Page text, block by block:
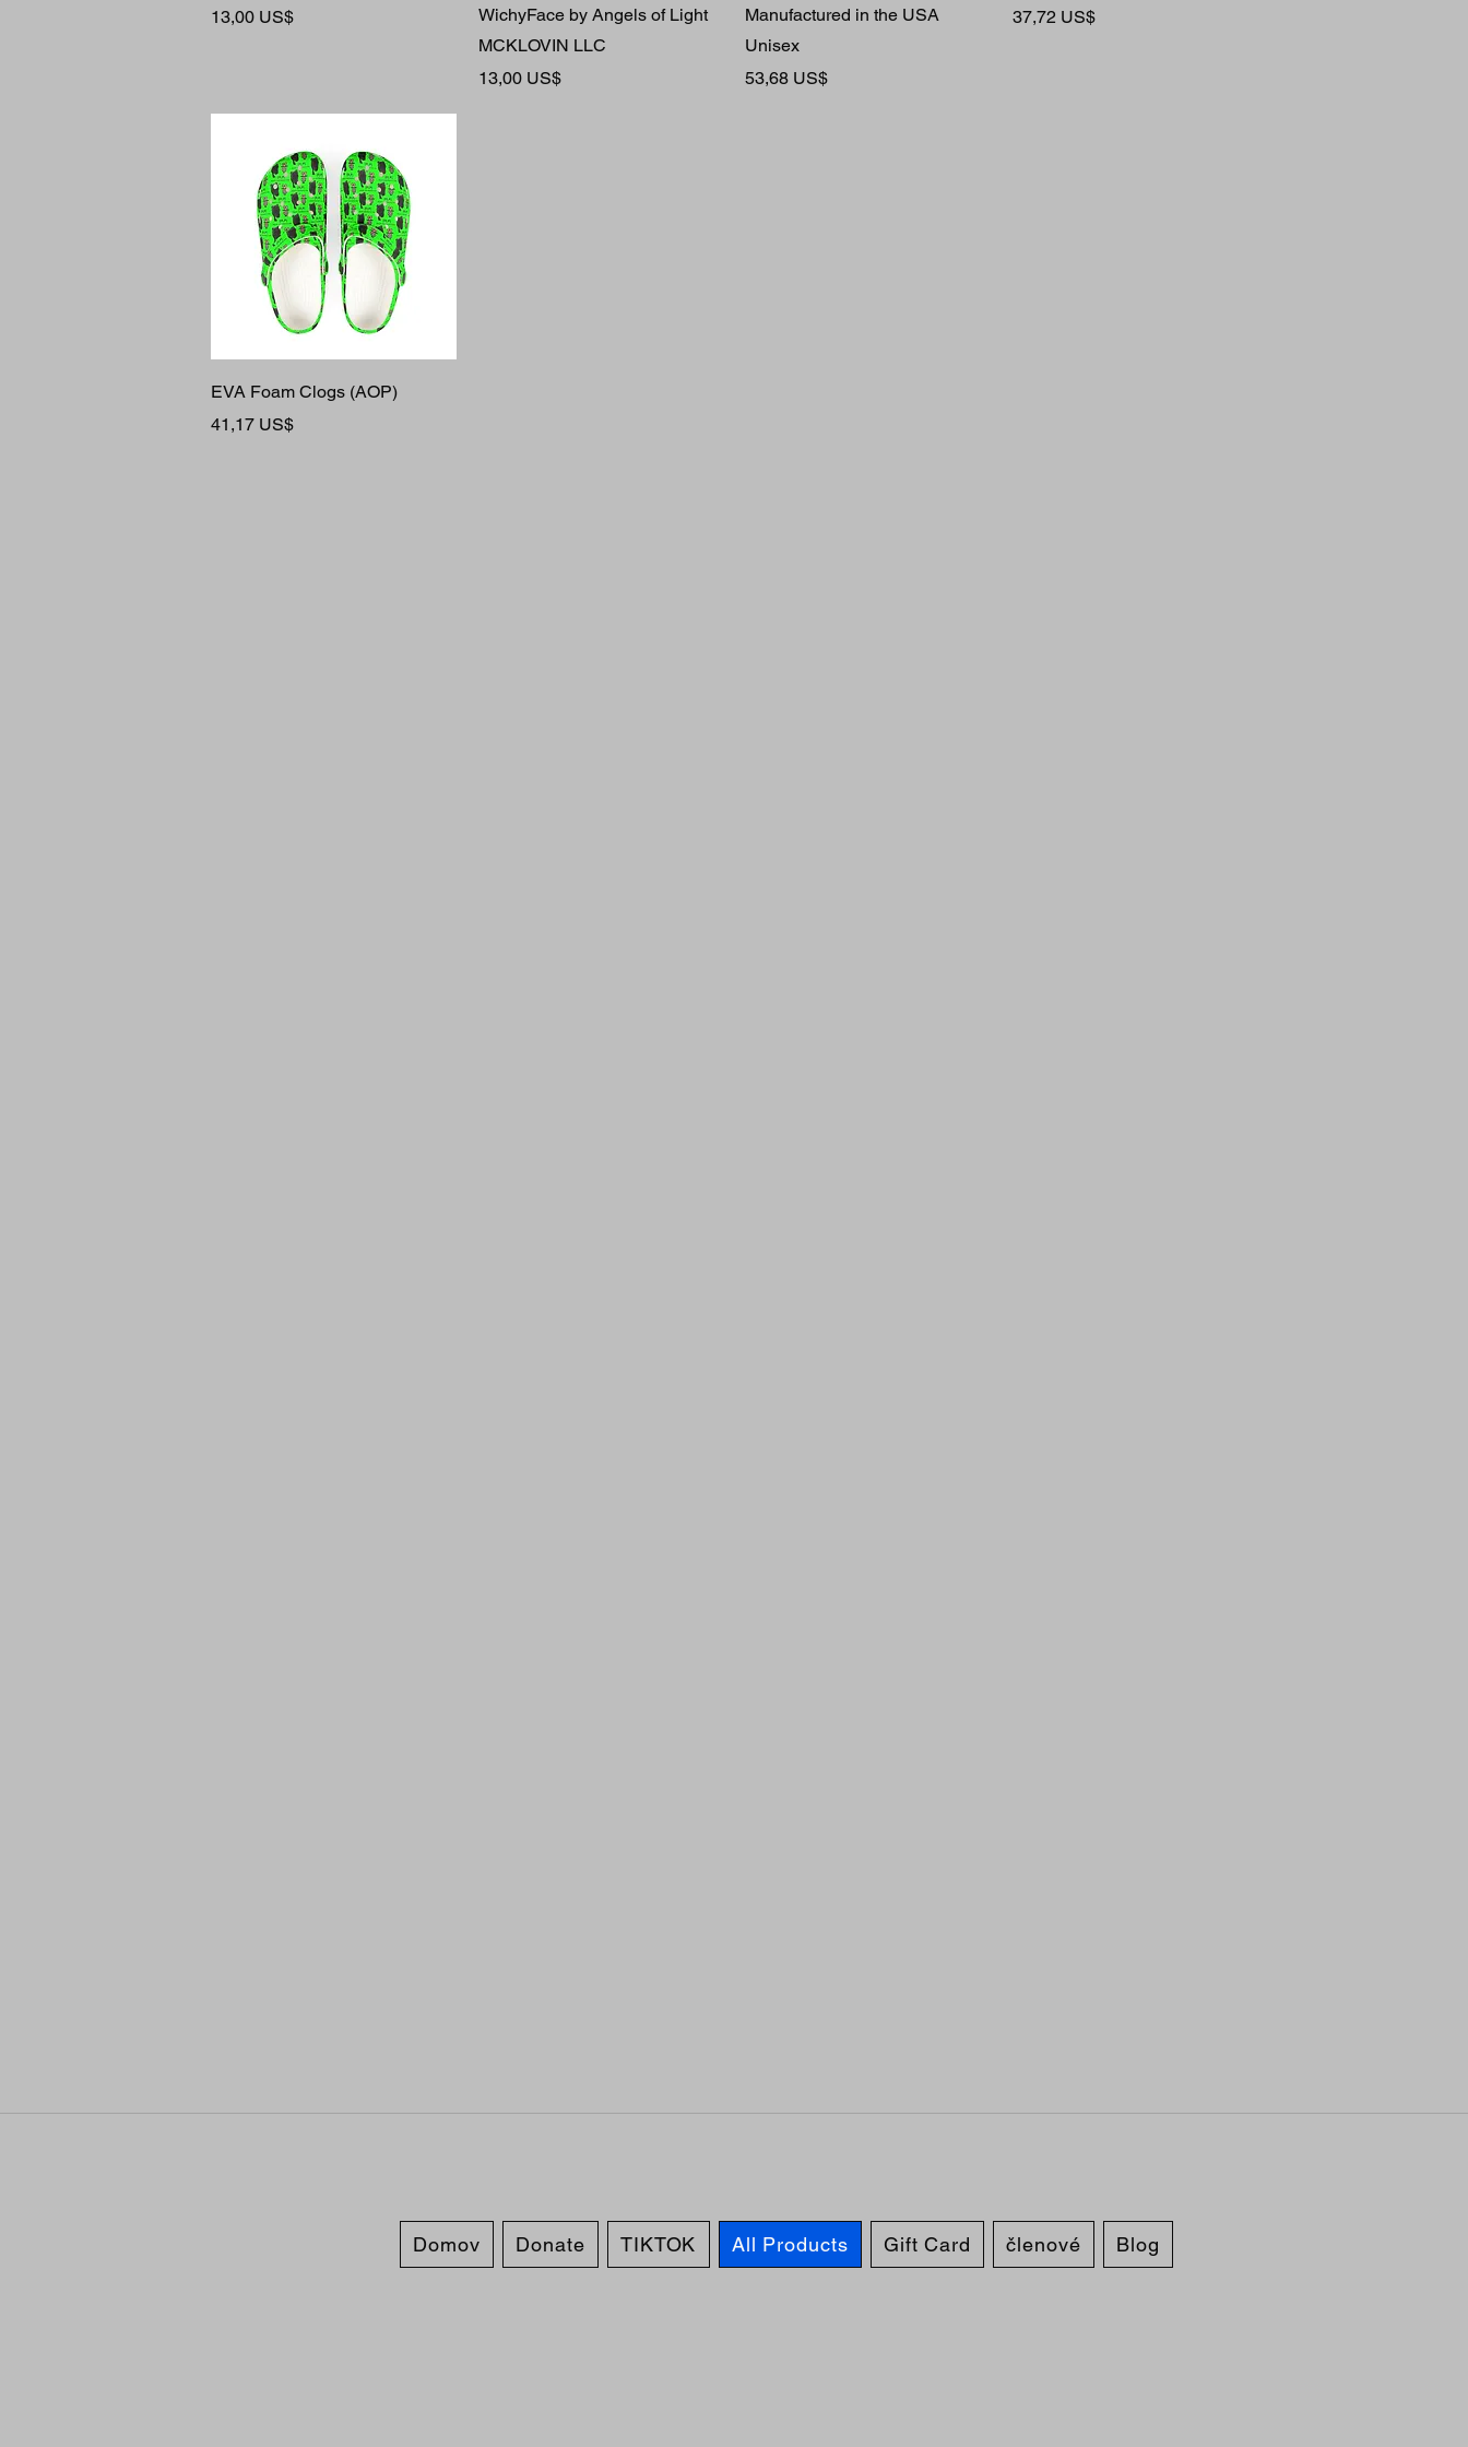
Cena
13,00 US$
WichyFace by Angels of Light
MCKLOVIN LLC
Cena
13,00 US$
Manufactured in the USA
Unisex
Cena
53,68 US$
Cena
37,72 US$
Rychlý náhled
EVA Foam Clogs (AOP)
Cena
41,17 US$
Domov Donate TIKTOK All Products Gift Card členové Blog